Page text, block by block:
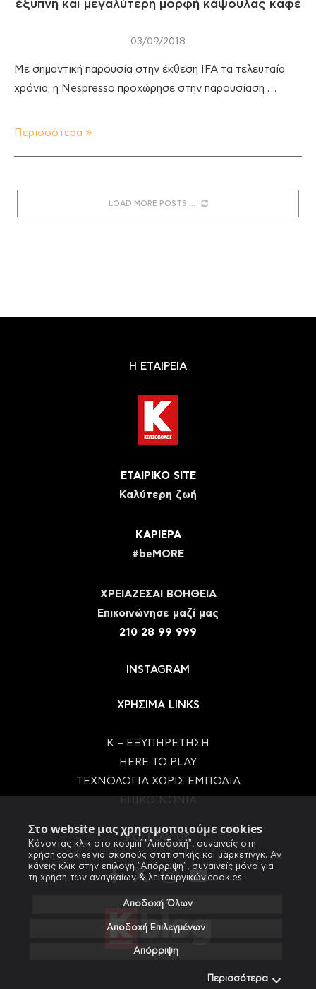
Στο website μας χρησιμοποιούμε cookies
Κάνοντας κλικ στο κουμπί "Αποδοχή", συναινείς στη
χρήση cookies για σκοπούς στατιστικής και μάρκετινγκ. Αν
κάνεις κλικ στην επιλογή "Απόρριψη", συναινείς μόνο για
τη χρήση των αναγκαίων & λειτουργικών cookies.
Αποδοχή Όλων
Αποδοχή Επιλεγμένων
Απόρριψη
Περισσότερα
έξυπνη και μεγαλύτερη μορφή κάψουλας καφέ
03/09/2018
Με σημαντική παρουσία στην έκθεση IFA τα τελευταία
χρόνια, η Nespresso προχώρησε στην παρουσίαση …
Περισσότερα
LOAD MORE POSTS
Η ΕΤΑΙΡΕΙΑ
ΕΤΑΙΡΙΚΟ SITE
Καλύτερη ζωή
ΚΑΡΙΕΡΑ
#beMORE
ΧΡΕΙΑΖΕΣΑΙ ΒΟΗΘΕΙΑ
Eπικοινώνησε μαζί μας
210 28 99 999
INSTAGRAM
ΧΡΗΣΙΜΑ LINKS
Κ – ΕΞΥΠΗΡΕΤΗΣΗ
HERE TO PLAY
ΤΕΧΝΟΛΟΓΙΑ ΧΩΡΙΣ ΕΜΠΟΔΙΑ
FOLLOW US